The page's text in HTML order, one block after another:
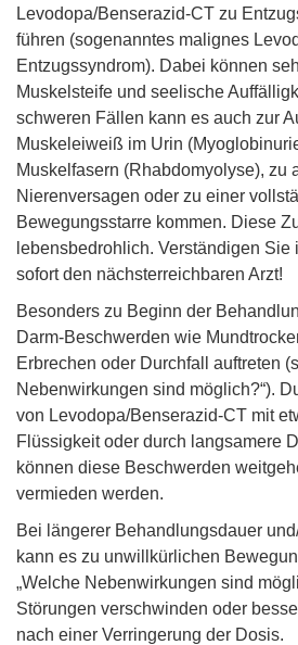
Levodopa/Benserazid-CT zu
führen (sogenanntes malignes
Entzugssyndrom). Dabei können
Muskelsteife und seelische
schweren Fällen kann es auch zur
Muskeleiweiß im Urin
Muskelfasern (Rhabdomyolyse), zu
Nierenversagen oder zu einer
Bewegungsstarre kommen. Diese
lebensbedrohlich. Verständigen Sie
sofort den nächsterreichbaren Arzt!
Besonders zu Beginn der
Darm-Beschwerden wie
Erbrechen oder Durchfall auftreten
Nebenwirkungen sind möglich?“).
von Levodopa/Benserazid-CT mit
Flüssigkeit oder durch langsamere
können diese Beschwerden
vermieden werden.
Bei längerer Behandlungsdauer
kann es zu unwillkürlichen
„Welche Nebenwirkungen sind
Störungen verschwinden oder
nach einer Verringerung der Dosis.